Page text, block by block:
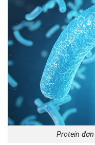
Protein